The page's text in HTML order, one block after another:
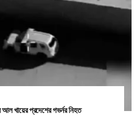
খায়ের প্রদেশের গভর্নর নিহত